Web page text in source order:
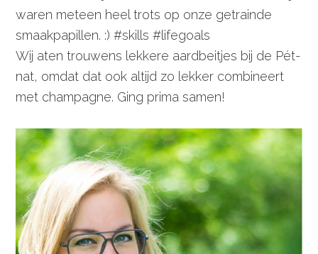
waren meteen heel trots op onze getrainde
smaakpapillen. :) #skills #lifegoals
Wij aten trouwens lekkere aardbeitjes bij de Pét-
nat, omdat dat ook altijd zo lekker combineert
met champagne. Ging prima samen!